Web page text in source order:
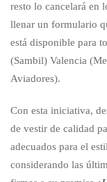
resto lo cancelará en
llenar un formulario
está disponible para
(Sambil) Valencia
Aviadores).
Con esta iniciativa,
de vestir de calidad
adecuados para el
considerando las